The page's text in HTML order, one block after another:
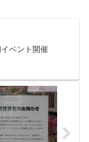
ベント開催